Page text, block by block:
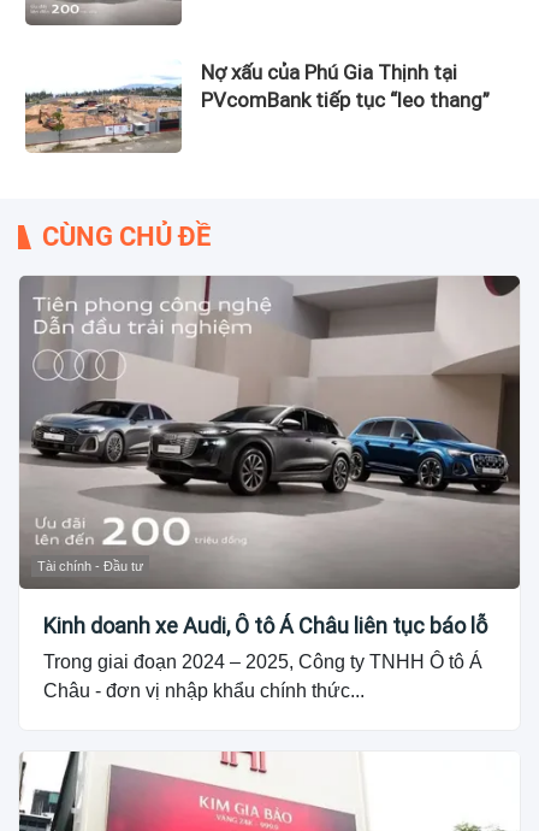
Nợ xấu của Phú Gia Thịnh tại
PVcomBank tiếp tục “leo thang”
CÙNG CHỦ ĐỀ
Tài chính - Đầu tư
Kinh doanh xe Audi, Ô tô Á Châu liên tục báo lỗ
Trong giai đoạn 2024 – 2025, Công ty TNHH Ô tô Á
Châu - đơn vị nhập khẩu chính thức...